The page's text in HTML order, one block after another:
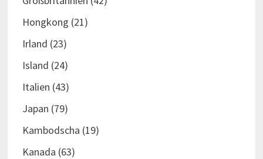
Hongkong (21)
Irland (23)
Island (24)
Italien (43)
Japan (79)
Kambodscha (19)
Kanada (63)